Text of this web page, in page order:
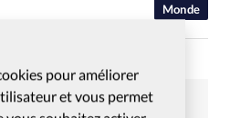
pour améliorer
et vous permet
Monde